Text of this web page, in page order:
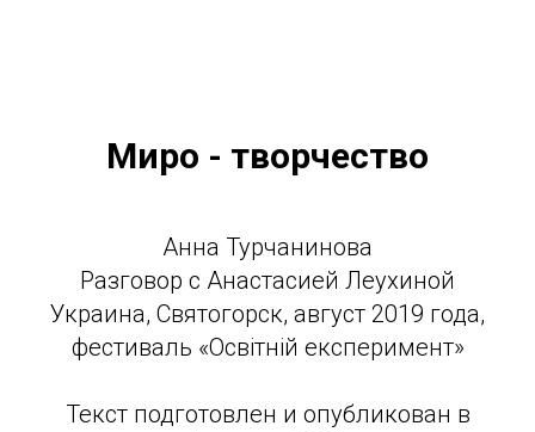
Миро - творчество
Анна Турчанинова
Разговор с Анастасией Леухиной
Украина, Святогорск, август 2019 года,
фестиваль «Освiтнiй експеримент»
Текст подготовлен и опубликован в